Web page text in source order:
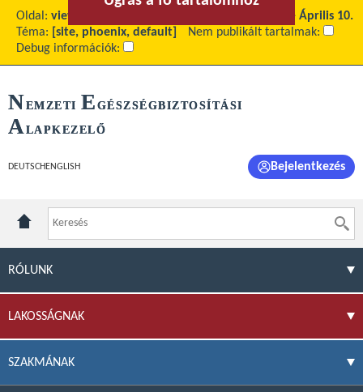
Oldal: view
Nemzeti Rákellenes Nap - Április 10.
Téma:
[site, phoenix, default]
Nem publikált tartalmak:
Debug információk:
NEMZETI E GÉSZSÉGBIZTOSÍTÁSI
ALAPKEZELŐ
DEUTSCH ENGLISH Bejelentkezés
RÓLUNK
LAKOSSÁGNAK
SZAKMÁNAK